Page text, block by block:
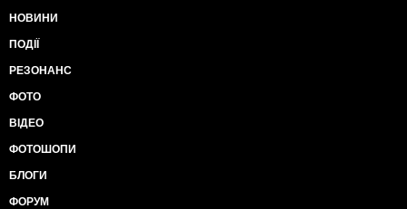
НОВИНИ
ПОДІЇ
РЕЗОНАНС
ФОТО
ВІДЕО
ФОТОШОПИ
БЛОГИ
ФОРУМ